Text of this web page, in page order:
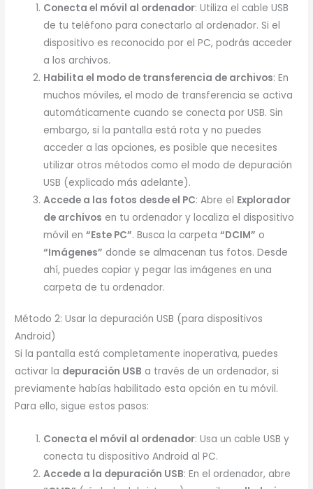
Conecta el móvil al ordenador: Utiliza el cable USB
de tu teléfono para conectarlo al ordenador. Si el
dispositivo es reconocido por el PC, podrás acceder
a los archivos.
Habilita el modo de transferencia de archivos: En
muchos móviles, el modo de transferencia se activa
automáticamente cuando se conecta por USB. Sin
embargo, si la pantalla está rota y no puedes
acceder a las opciones, es posible que necesites
utilizar otros métodos como el modo de depuración
USB (explicado más adelante).
Accede a las fotos desde el PC: Abre el Explorador
de archivos en tu ordenador y localiza el dispositivo
móvil en“Este PC”. Busca la carpeta“DCIM” o
“Imágenes” donde se almacenan tus fotos. Desde
ahí, puedes copiar y pegar las imágenes en una
carpeta de tu ordenador.
Método 2: Usar la depuración USB (para dispositivos
Android)
Si la pantalla está completamente inoperativa, puedes
activar la depuración USB a través de un ordenador, si
previamente habías habilitado esta opción en tu móvil.
Para ello, sigue estos pasos:
Conecta el móvil al ordenador: Usa un cable USB y
conecta tu dispositivo Android al PC.
Accede a la depuración USB: En el ordenador, abre